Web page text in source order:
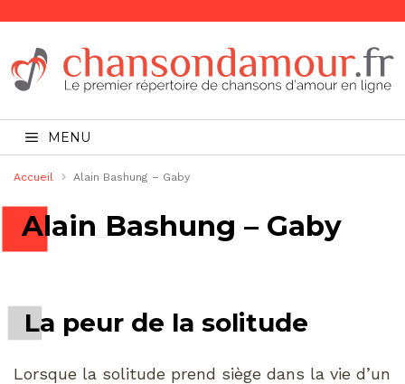
MENU
Accueil Alain Bashung – Gaby
Alain Bashung – Gaby
La peur de la solitude
Lorsque la solitude prend siège dans la vie d’un